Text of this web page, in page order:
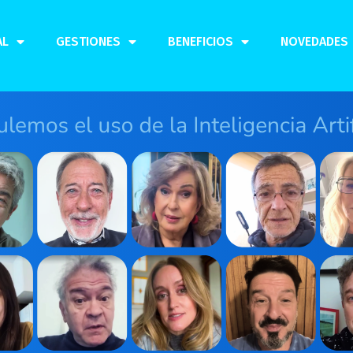
GESTIONES BENEFICIOS NOVEDADES